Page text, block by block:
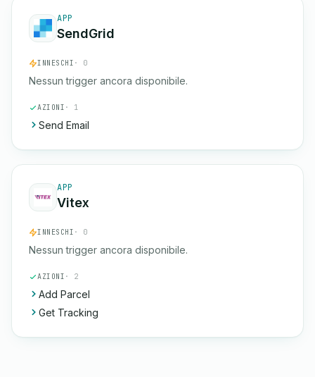
APP
SendGrid
INNESCHI · 0
Nessun trigger ancora disponibile.
AZIONI · 1
Send Email
APP
Vitex
INNESCHI · 0
Nessun trigger ancora disponibile.
AZIONI · 2
Add Parcel
Get Tracking